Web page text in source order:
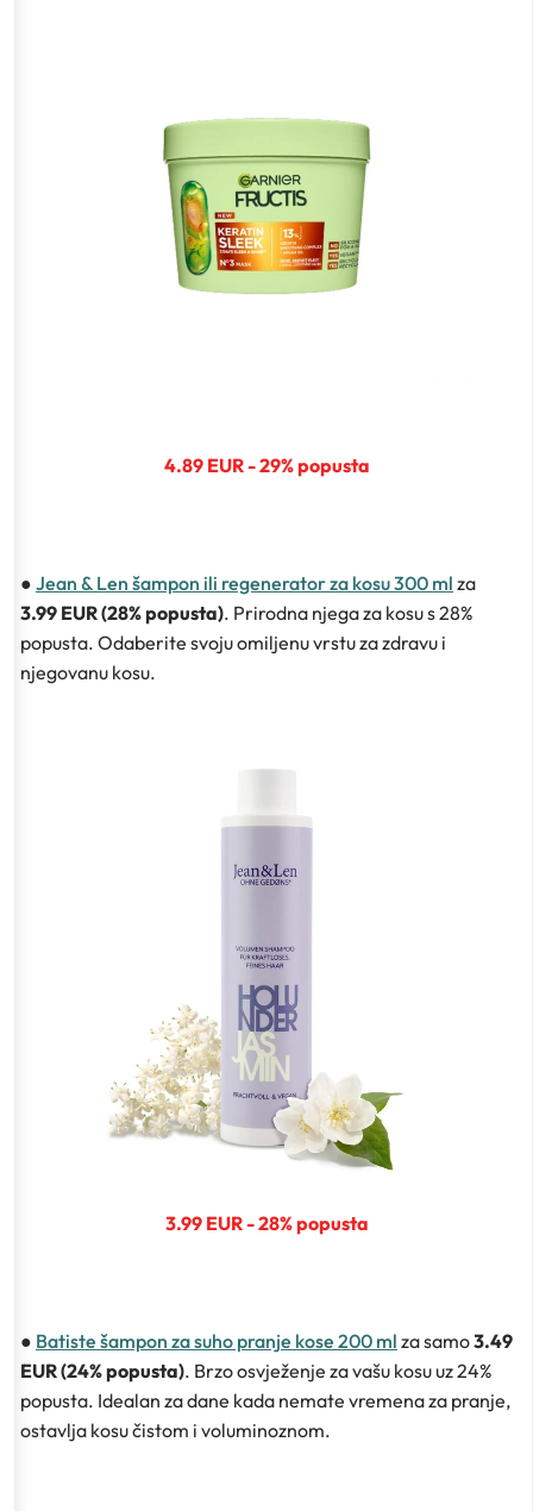
4.89 EUR - 29% popusta
● Jean & Len šampon ili regenerator za kosu 300 ml za
3.99 EUR (28% popusta). Prirodna njega za kosu s 28%
popusta. Odaberite svoju omiljenu vrstu za zdravu i
njegovanu kosu.
3.99 EUR - 28% popusta
● Batiste šampon za suho pranje kose 200 ml za samo3.49
EUR (24% popusta). Brzo osvježenje za vašu kosu uz 24%
popusta. Idealan za dane kada nemate vremena za pranje,
ostavlja kosu čistom i voluminoznom.